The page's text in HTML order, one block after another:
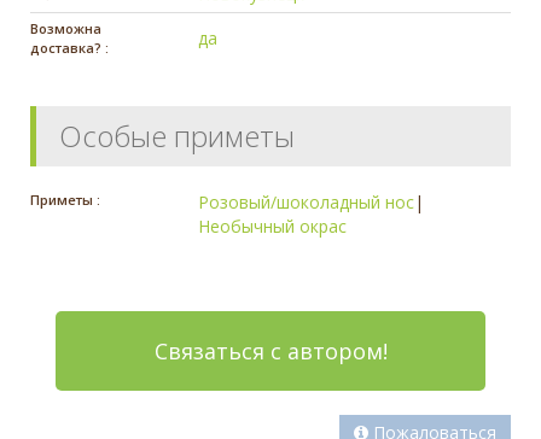
Возможна
доставка? :
да
Особые приметы
Приметы : Розовый/шоколадный нос|
Необычный окрас
Связаться с автором!
Пожаловаться